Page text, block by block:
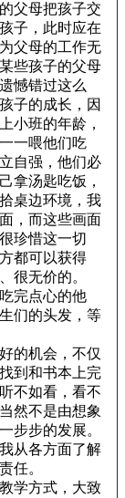
父母把孩子交
子，此时应在
父母的工作无
些孩子的父母
憾错过这么
子的成长，因
小班的年龄，
一喂他们吃
自强，他们必
拿汤匙吃饭，
桌边环境，我
，而这些画面
珍惜这一切
都可以获得
很无价的。
完点心的他
们的头发，等
的机会，不仅
到和书本上完
不如看，看不
然不是由想象
步步的发展。
从各方面了解
任。
学方式，大致